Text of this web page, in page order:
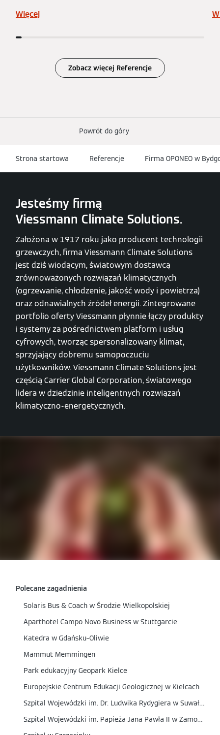
Więcej
Zobacz więcej Referencje
Powrót do góry
Strona startowa Referencje Firma OPONEO w
Jesteśmy firmą
Viessmann Climate Solutions.
Założona w 1917 roku jako producent technologii
grzewczych, firma Viessmann Climate Solutions
jest dziś wiodącym, światowym dostawcą
zrównoważonych rozwiązań klimatycznych
(ogrzewanie, chłodzenie, jakość wody i powietrza)
oraz odnawialnych źródeł energii. Zintegrowane
portfolio oferty Viessmann płynnie łączy produkty
i systemy za pośrednictwem platform i usług
cyfrowych, tworząc spersonalizowany klimat,
sprzyjający dobremu samopoczuciu
użytkowników. Viessmann Climate Solutions jest
częścią Carrier Global Corporation, światowego
lidera w dziedzinie inteligentnych rozwiązań
klimatyczno-energetycznych.
Polecane zagadnienia
Solaris Bus & Coach w Środzie Wielkopolskiej
Aparthotel Campo Novo Business w Stuttgarcie
Katedra w Gdańsku–Oliwie
Mammut Memmingen
Park edukacyjny Geopark Kielce
Europejskie Centrum Edukacji Geologicznej w Kielcach
Szpital Wojewódzki im. Dr. Ludwika Rydygiera w Suwałkach
Szpital Wojewódzki im. Papieża Jana Pawła II w Zamościu